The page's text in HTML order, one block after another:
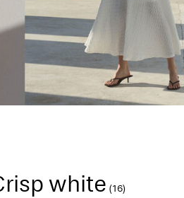
white (16)